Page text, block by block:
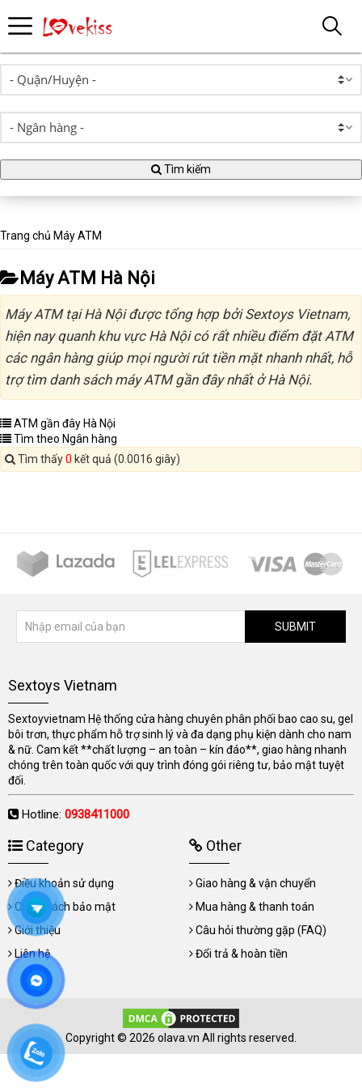
Tìm kiếm
Trang chủ Máy ATM
Máy ATM Hà Nội
Máy ATM tại Hà Nội được tổng hợp bởi Sextoys Vietnam,
hiện nay quanh khu vực Hà Nội có rất nhiều điểm đặt ATM
các ngân hàng giúp mọi người rút tiền mặt nhanh nhất, hỗ
trợ tìm danh sách máy ATM gần đây nhất ở Hà Nội.
ATM gần đây Hà Nội
Tìm theo Ngân hàng
Tìm thấy0 kết quả (0.0016 giây)
SUBMIT
Sextoys Vietnam
Sextoyvietnam Hệ thống cửa hàng chuyên phân phối bao cao su, gel
bôi trơn, thực phẩm hỗ trợ sinh lý và đa dạng phụ kiện dành cho nam
& nữ. Cam kết **chất lượng – an toàn – kín đáo**, giao hàng nhanh
chóng trên toàn quốc với quy trình đóng gói riêng tư, bảo mật tuyệt
đối.
Hotline: 0938411000
Category
Điều khoản sử dụng
Chính sách bảo mật
Giới thiệu
Liên hệ
Other
Giao hàng & vận chuyển
Mua hàng & thanh toán
Câu hỏi thường gặp (FAQ)
Đổi trả & hoàn tiền
Copyright © 2026 olava.vn All rights reserved.